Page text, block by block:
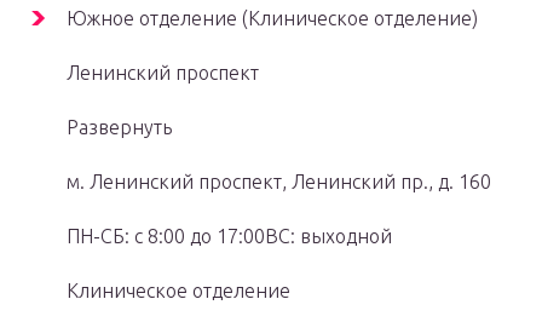
Южное отделение (Клиническое отделение)
Ленинский проспект
Развернуть
м. Ленинский проспект, Ленинский пр., д. 160
ПН-СБ: с 8:00 до 17:00ВС: выходной
Клиническое отделение